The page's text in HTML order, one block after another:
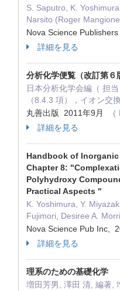
S. Saputro, K.
Narsito (Roger
Nova Science
詳細を見る
分析化学便覧（改訂第６
日本分析化学会編（ 担
（8.4.3 項），イオン交
丸善出版 2011年9月
詳細を見る
Handbook of
Chapter 8:
Polyhydroxy
Practical Aspects "
K. Yoshimura, Y.
Fujimori, Desiree A.
Nova Science Pub Inc,
詳細を見る
理系のための基礎化学
増田芳男, 澤田 清, 編著,